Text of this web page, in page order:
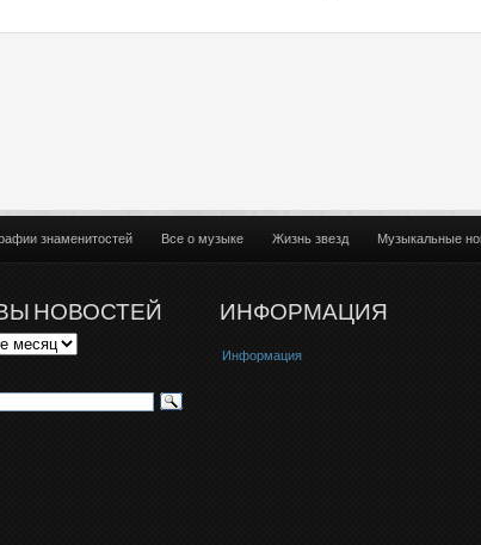
знаменитостей Все о музыке Жизнь звезд Музыкальные
НОВОСТЕЙ ИНФОРМАЦИЯ
Информация